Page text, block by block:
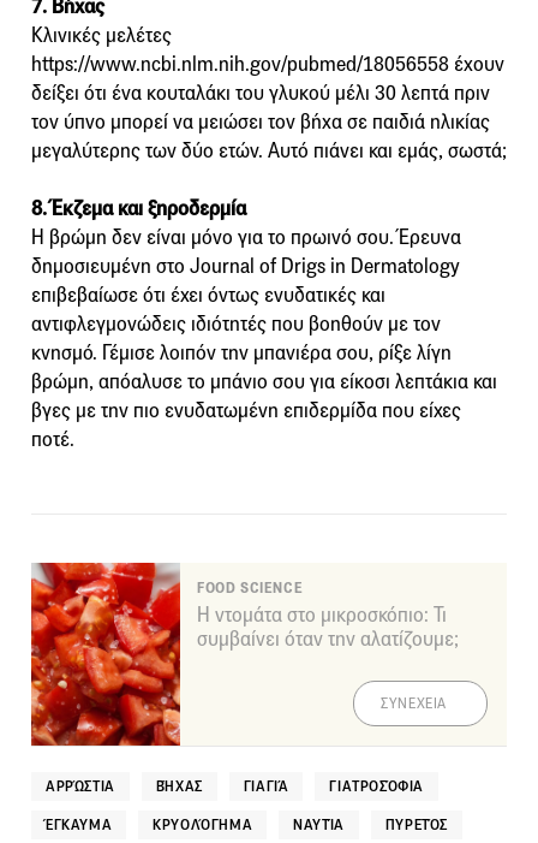
7. Βήχας
Κλινικές μελέτες
https://www.ncbi.nlm.nih.gov/pubmed/18056558 έχουν
δείξει ότι ένα κουταλάκι του γλυκού μέλι 30 λεπτά πριν
τον ύπνο μπορεί να μειώσει τον βήχα σε παιδιά ηλικίας
μεγαλύτερης των δύο ετών. Αυτό πιάνει και εμάς, σωστά;
8. Έκζεμα και ξηροδερμία
Η βρώμη δεν είναι μόνο για το πρωινό σου. Έρευνα
δημοσιευμένη στο Journal of Drigs in Dermatology
επιβεβαίωσε ότι έχει όντως ενυδατικές και
αντιφλεγμονώδεις ιδιότητές που βοηθούν με τον
κνησμό. Γέμισε λοιπόν την μπανιέρα σου, ρίξε λίγη
βρώμη, απόαλυσε το μπάνιο σου για είκοσι λεπτάκια και
βγες με την πιο ενυδατωμένη επιδερμίδα που είχες
ποτέ.
FOOD SCIENCE
Η ντομάτα στο μικροσκόπιο: Τι
συμβαίνει όταν την αλατίζουμε;
ΣΥΝΕΧΕΙΑ
ΑΡΡΏΣΤΙΑ ΒΉΧΑΣ ΓΙΑΓΙΆ ΓΙΑΤΡΟΣΌΦΙΑ
ΈΓΚΑΥΜΑ ΚΡΥΟΛΌΓΗΜΑ ΝΑΥΤΊΑ ΠΥΡΕΤΌΣ